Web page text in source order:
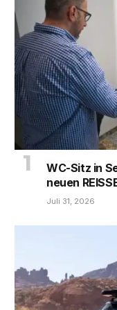
WC-Sitz in
neuen
Juli 31, 2026